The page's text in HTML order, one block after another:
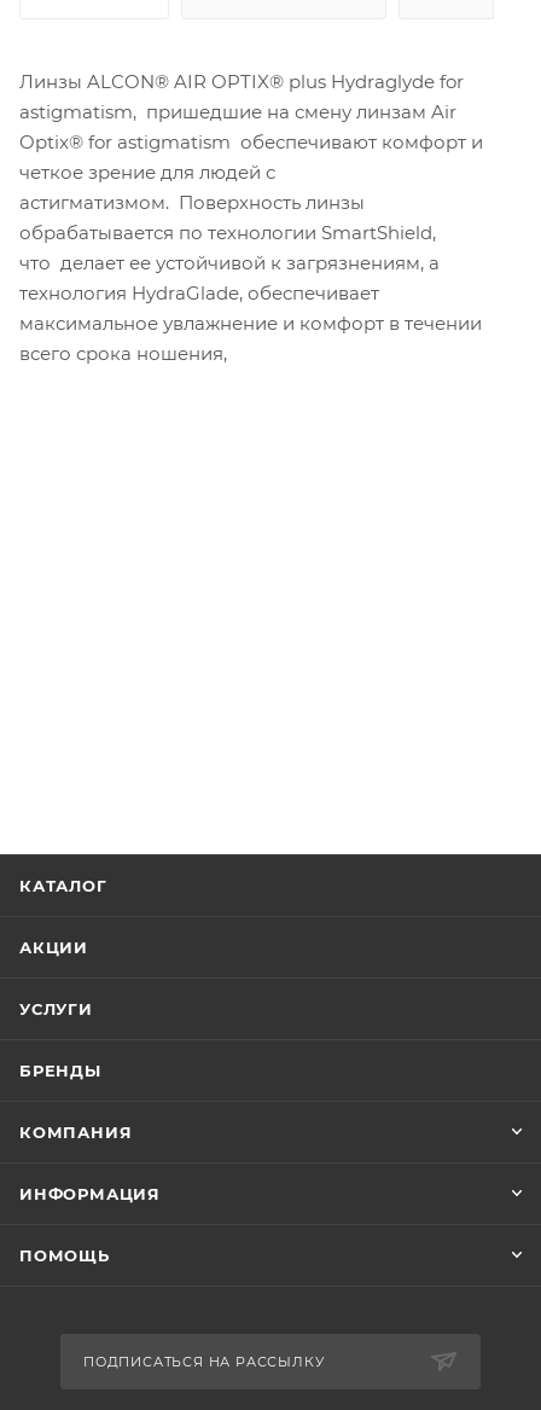
Линзы ALCON® AIR OPTIX® plus Hydraglyde for
astigmatism, пришедшие на смену линзам Air
Optix® for astigmatism обеспечивают комфорт и
четкое зрение для людей с
астигматизмом. Поверхность линзы
обрабатывается по технологии SmartShield,
что делает ее устойчивой к загрязнениям, а
технология HydraGlade, обеспечивает
максимальное увлажнение и комфорт в течении
всего срока ношения,
КАТАЛОГ
АКЦИИ
УСЛУГИ
БРЕНДЫ
КОМПАНИЯ
ИНФОРМАЦИЯ
ПОМОЩЬ
ПОДПИСАТЬСЯ НА РАССЫЛКУ